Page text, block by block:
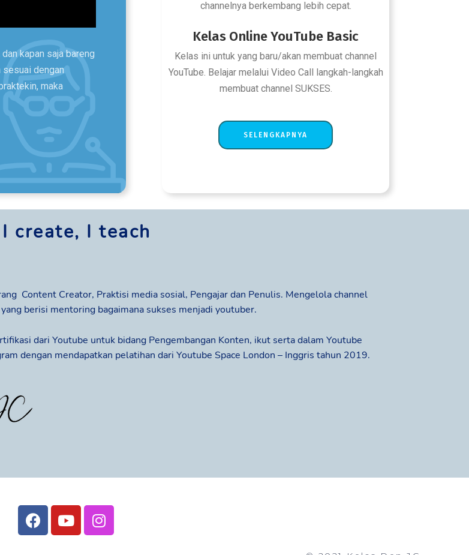
kapan saja bareng
sesuai dengan
maka
channelnya berkembang lebih cepat.
Kelas Online YouTube Basic
Kelas ini untuk yang baru/akan membuat channel
YouTube. Belajar melalui Video Call langkah-langkah
membuat channel SUKSES.
SELENGKAPNYA
create, I teach
Content Creator, Praktisi media sosial, Pengajar dan Penulis. Mengelola channel
yang berisi mentoring bagaimana sukses menjadi youtuber.
dari Youtube untuk bidang Pengembangan Konten, ikut serta dalam Youtube
dengan mendapatkan pelatihan dari Youtube Space London – Inggris tahun 2019.
F
a
c
Y
o
u
I
n
s